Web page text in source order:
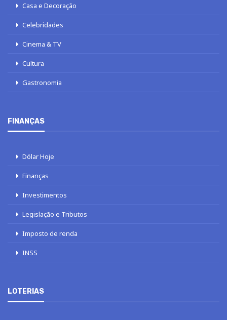
Casa e Decoração
Celebridades
Cinema & TV
Cultura
Gastronomia
FINANÇAS
Dólar Hoje
Finanças
Investimentos
Legislação e Tributos
Imposto de renda
INSS
LOTERIAS